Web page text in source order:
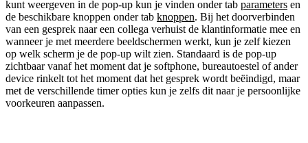
kunt weergeven in de pop-up kun je vinden onder tab parameters en
de beschikbare knoppen onder tab knoppen. Bij het doorverbinden
van een gesprek naar een collega verhuist de klantinformatie mee en
wanneer je met meerdere beeldschermen werkt, kun je zelf kiezen
op welk scherm je de pop-up wilt zien. Standaard is de pop-up
zichtbaar vanaf het moment dat je softphone, bureautoestel of ander
device rinkelt tot het moment dat het gesprek wordt beëindigd, maar
met de verschillende timer opties kun je zelfs dit naar je persoonlijke
voorkeuren aanpassen.